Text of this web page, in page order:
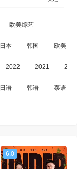
欧美综艺
日本 韩国 欧美
2022 2021
日语 韩语 泰语
6.0